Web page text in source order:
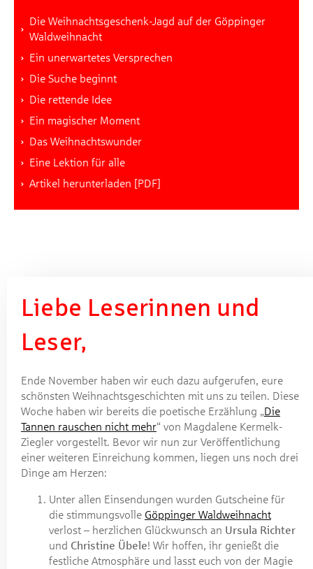
Die Weihnachtsgeschenk-Jagd auf der Göppinger
Waldweihnacht
Ein unerwartetes Versprechen
Die Suche beginnt
Die rettende Idee
Ein magischer Moment
Das Weihnachtswunder
Eine Lektion für alle
Artikel herunterladen [PDF]
Liebe Leserinnen und
Leser,
Ende November haben wir euch dazu aufgerufen, eure
schönsten Weihnachtsgeschichten mit uns zu teilen. Diese
Woche haben wir bereits die poetische Erzählung „Die
Tannen rauschen nicht mehr“ von Magdalene Kermelk-
Ziegler vorgestellt. Bevor wir nun zur Veröffentlichung
einer weiteren Einreichung kommen, liegen uns noch drei
Dinge am Herzen:
Unter allen Einsendungen wurden Gutscheine für
die stimmungsvolle Göppinger Waldweihnacht
verlost – herzlichen Glückwunsch an Ursula Richter
und Christine Übele! Wir hoffen, ihr genießt die
festliche Atmosphäre und lasst euch von der Magie